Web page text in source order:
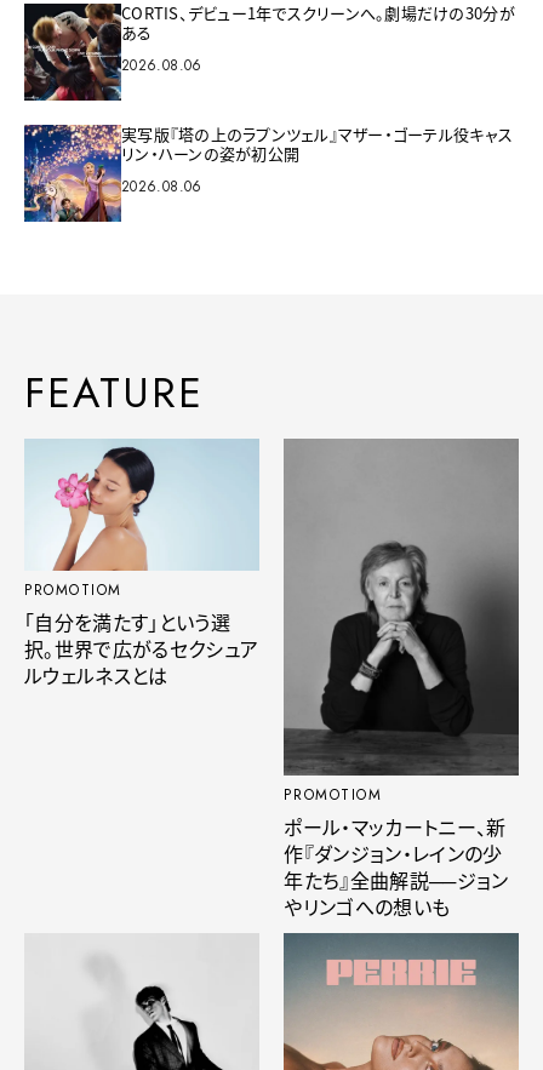
CORTIS、デビュー1年でスクリーンへ。劇場だけの30分が
ある
2026.08.06
実写版『塔の上のラプンツェル』マザー・ゴーテル役キャス
リン・ハーンの姿が初公開
2026.08.06
FEATURE
PROMOTIOM
「自分を満たす」という選
択。世界で広がるセクシュア
ルウェルネスとは
PROMOTIOM
ポール・マッカートニー、新
作『ダンジョン・レインの少
年たち』全曲解説──ジョン
やリンゴへの想いも